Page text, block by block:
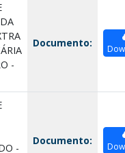
-
Documento:
-
Documento: